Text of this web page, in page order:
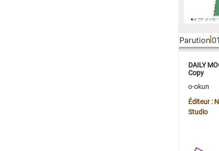
Parution
DAILY
Copy
o-okun
Éditeur :
Studio